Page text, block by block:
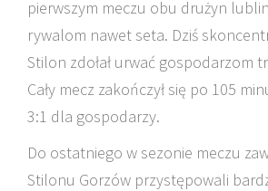
pierwszym meczu obu drużyn
rywalom nawet seta. Dziś
Stilon zdołał urwać gospodarzom
Cały mecz zakończył się po 105
3:1 dla gospodarzy.
Do ostatniego w sezonie meczu
Stilonu Gorzów przystępowali